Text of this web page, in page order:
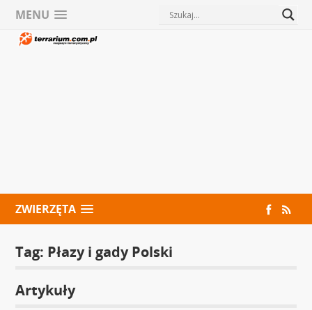
MENU
ZWIERZĘTA
Tag: Płazy i gady Polski
Artykuły